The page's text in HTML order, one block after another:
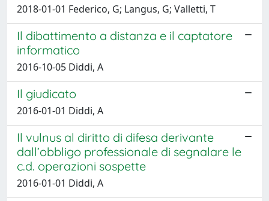
2018-01-01 Federico, G; Langus, G; Valletti, T
Il dibattimento a distanza e il captatore
informatico
2016-10-05 Diddi, A
Il giudicato
2016-01-01 Diddi, A
Il vulnus al diritto di difesa derivante
dall’obbligo professionale di segnalare le
c.d. operazioni sospette
2016-01-01 Diddi, A